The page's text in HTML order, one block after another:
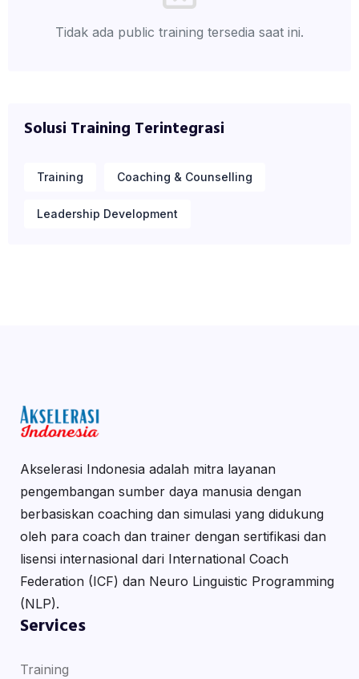
Tidak ada public training tersedia saat ini.
Solusi Training Terintegrasi
Training Coaching & Counselling
Leadership Development
Akselerasi Indonesia adalah mitra layanan
pengembangan sumber daya manusia dengan
berbasiskan coaching dan simulasi yang didukung
oleh para coach dan trainer dengan sertifikasi dan
lisensi internasional dari International Coach
Federation (ICF) dan Neuro Linguistic Programming
(NLP).
Services
Training